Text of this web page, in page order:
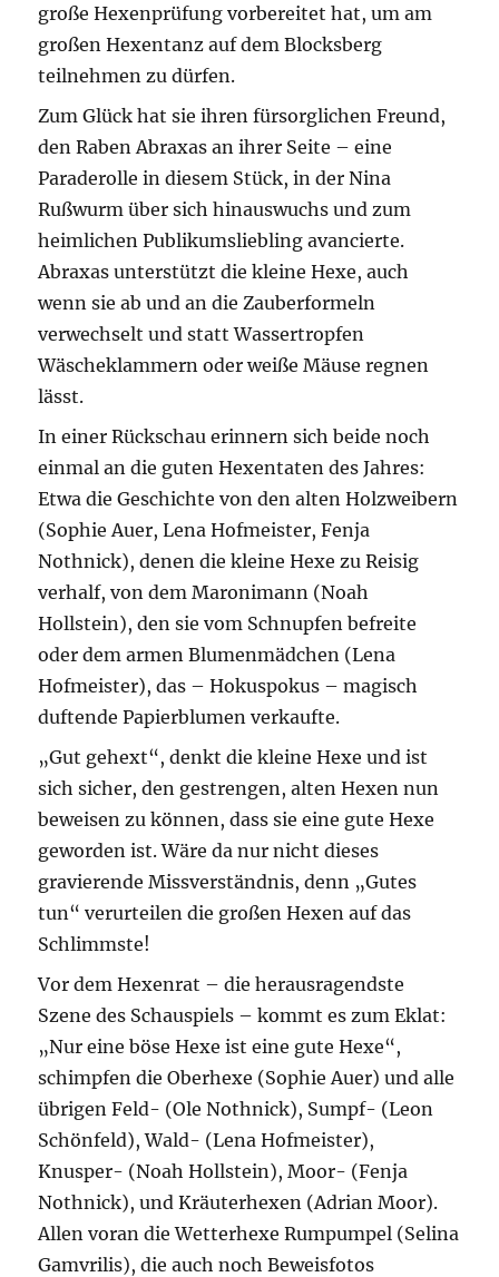
große Hexenprüfung vorbereitet hat, um am
großen Hexentanz auf dem Blocksberg
teilnehmen zu dürfen.
Zum Glück hat sie ihren fürsorglichen Freund,
den Raben Abraxas an ihrer Seite – eine
Paraderolle in diesem Stück, in der Nina
Rußwurm über sich hinauswuchs und zum
heimlichen Publikumsliebling avancierte.
Abraxas unterstützt die kleine Hexe, auch
wenn sie ab und an die Zauberformeln
verwechselt und statt Wassertropfen
Wäscheklammern oder weiße Mäuse regnen
lässt.
In einer Rückschau erinnern sich beide noch
einmal an die guten Hexentaten des Jahres:
Etwa die Geschichte von den alten Holzweibern
(Sophie Auer, Lena Hofmeister, Fenja
Nothnick), denen die kleine Hexe zu Reisig
verhalf, von dem Maronimann (Noah
Hollstein), den sie vom Schnupfen befreite
oder dem armen Blumenmädchen (Lena
Hofmeister), das – Hokuspokus – magisch
duftende Papierblumen verkaufte.
„Gut gehext“, denkt die kleine Hexe und ist
sich sicher, den gestrengen, alten Hexen nun
beweisen zu können, dass sie eine gute Hexe
geworden ist. Wäre da nur nicht dieses
gravierende Missverständnis, denn „Gutes
tun“ verurteilen die großen Hexen auf das
Schlimmste!
Vor dem Hexenrat – die herausragendste
Szene des Schauspiels – kommt es zum Eklat:
„Nur eine böse Hexe ist eine gute Hexe“,
schimpfen die Oberhexe (Sophie Auer) und alle
übrigen Feld- (Ole Nothnick), Sumpf- (Leon
Schönfeld), Wald- (Lena Hofmeister),
Knusper- (Noah Hollstein), Moor- (Fenja
Nothnick), und Kräuterhexen (Adrian Moor).
Allen voran die Wetterhexe Rumpumpel (Selina
Gamvrilis), die auch noch Beweisfotos